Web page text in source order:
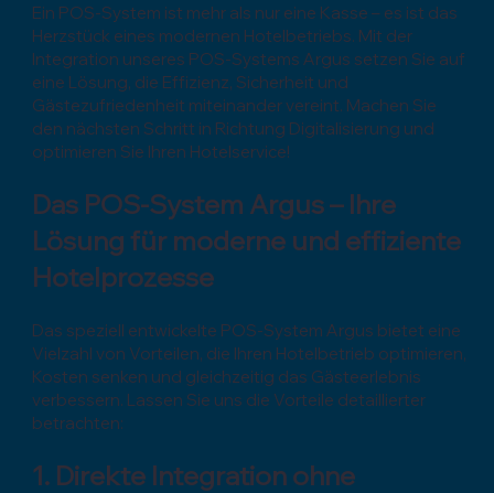
Ein POS-System ist mehr als nur eine Kasse – es ist das
Herzstück eines modernen Hotelbetriebs. Mit der
Integration unseres POS-Systems Argus setzen Sie auf
eine Lösung, die Effizienz, Sicherheit und
Gästezufriedenheit miteinander vereint. Machen Sie
den nächsten Schritt in Richtung Digitalisierung und
optimieren Sie Ihren Hotelservice!
Das POS-System Argus – Ihre
Lösung für moderne und effiziente
Hotelprozesse
Das speziell entwickelte POS-System Argus bietet eine
Vielzahl von Vorteilen, die Ihren Hotelbetrieb optimieren,
Kosten senken und gleichzeitig das Gästeerlebnis
verbessern. Lassen Sie uns die Vorteile detaillierter
betrachten:
1. Direkte Integration ohne